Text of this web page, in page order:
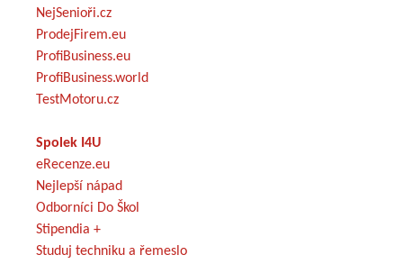
NejSenioři.cz
ProdejFirem.eu
ProfiBusiness.eu
ProfiBusiness.world
TestMotoru.cz
Spolek I4U
eRecenze.eu
Nejlepší nápad
Odborníci Do Škol
Stipendia +
Studuj techniku a řemeslo